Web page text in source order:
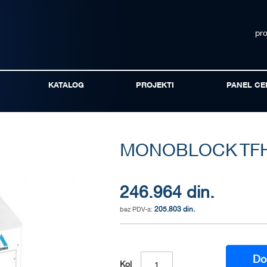
KATALOG PROJEKTI PANEL
MONOBLOCK
246.964 din.
205.803 din.
Kol